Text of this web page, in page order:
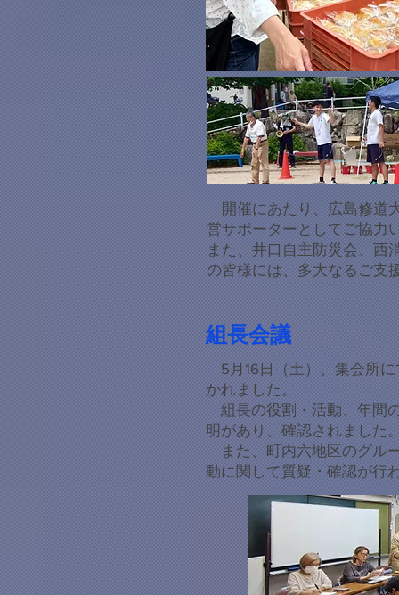
開催にあたり、広島修道
営サポーターとしてご協力
また、井口自主防災会、西
の皆様には、多大なるご支
組長会議
5月16日（土）、集会所
かれました。
組長の役割・活動、年間
明があり、確認されました
また、町内六地区のグル
動に関して質疑・確認が行